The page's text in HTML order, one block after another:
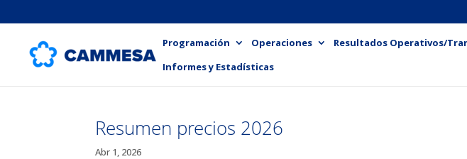
Programación Operaciones Resultados Operativos/
Informes y Estadísticas
Resumen precios 2026
Abr 1, 2026